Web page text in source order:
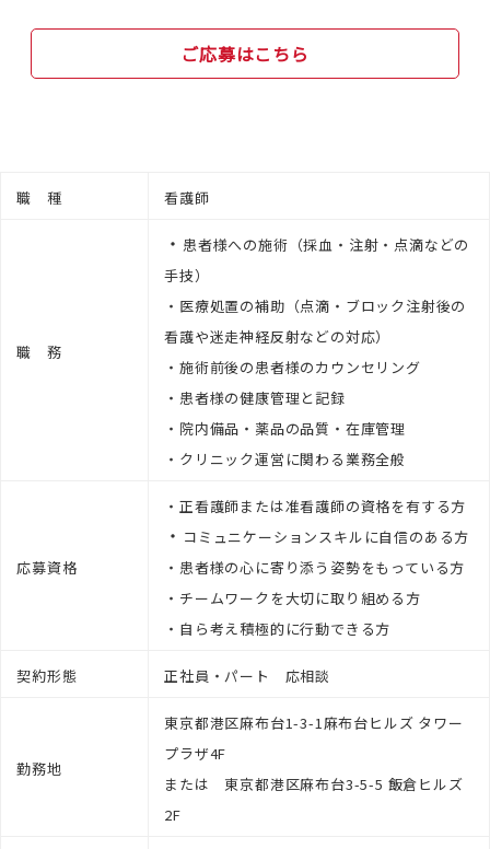
ご応募はこちら
職 種 看護師
職 務
・ 患者様への施術（採血・注射・点滴などの
手技）
・医療処置の補助（点滴・ブロック注射後の
看護や迷走神経反射などの対応）
・施術前後の患者様のカウンセリング
・患者様の健康管理と記録
・院内備品・薬品の品質・在庫管理
・クリニック運営に関わる業務全般
応募資格
・正看護師または准看護師の資格を有する方
・ コミュニケーションスキルに自信のある方
・患者様の心に寄り添う姿勢をもっている方
・チームワークを大切に取り組める方
・自ら考え積極的に行動できる方
契約形態 正社員・パート 応相談
勤務地
東京都港区麻布台1-3-1麻布台ヒルズ タワー
プラザ4F
または 東京都港区麻布台3-5-5 飯倉ヒルズ
2F